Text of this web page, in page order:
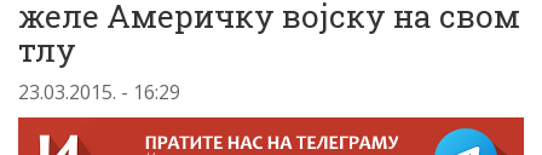
желе Америчку војску на свом
тлу
23.03.2015. - 16:29